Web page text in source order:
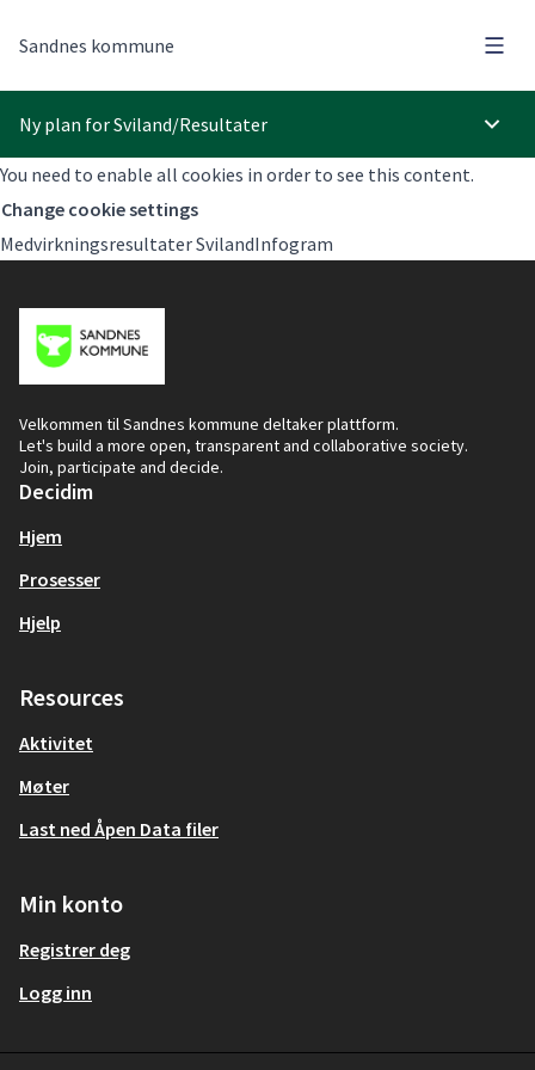
Sandnes kommune
Ny plan for Sviland/Resultater
You need to enable all cookies in order to see this content.
Change cookie settings
Medvirkningsresultater SvilandInfogram
Velkommen til Sandnes kommune deltaker plattform.
Let's build a more open, transparent and collaborative society.
Join, participate and decide.
Decidim
Hjem
Prosesser
Hjelp
Resources
Aktivitet
Møter
Last ned Åpen Data filer
Min konto
Registrer deg
Logg inn